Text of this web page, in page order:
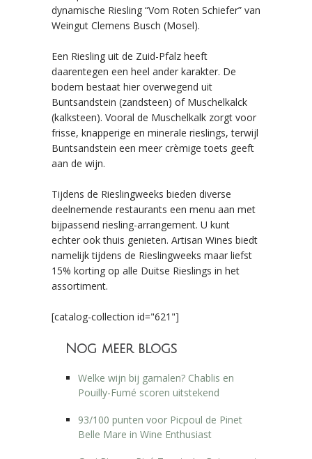
dynamische Riesling “Vom Roten Schiefer” van
Weingut Clemens Busch (Mosel).
Een Riesling uit de Zuid-Pfalz heeft
daarentegen een heel ander karakter. De
bodem bestaat hier overwegend uit
Buntsandstein (zandsteen) of Muschelkalck
(kalksteen). Vooral de Muschelkalk zorgt voor
frisse, knapperige en minerale rieslings, terwijl
Buntsandstein een meer crèmige toets geeft
aan de wijn.
Tijdens de Rieslingweeks bieden diverse
deelnemende restaurants een menu aan met
bijpassend riesling-arrangement. U kunt
echter ook thuis genieten. Artisan Wines biedt
namelijk tijdens de Rieslingweeks maar liefst
15% korting op alle Duitse Rieslings in het
assortiment.
[catalog-collection id="621"]
Nog meer blogs
Welke wijn bij garnalen? Chablis en
Pouilly-Fumé scoren uitstekend
93/100 punten voor Picpoul de Pinet
Belle Mare in Wine Enthusiast